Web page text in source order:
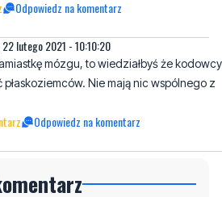
lutego 2021 - 09:47:53
Odpowiedz na komentarz
lutego 2021 - 10:10:20
mózgu, to wiedziałbyś że kodowcy
Odpowiedz na komentarz